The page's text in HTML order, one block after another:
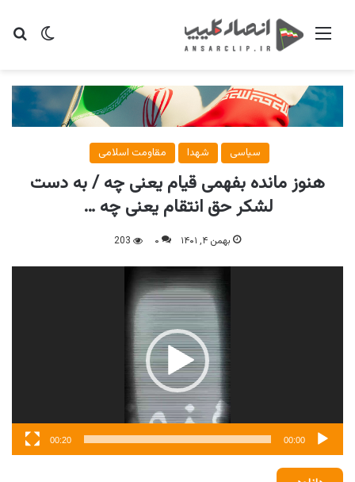
تغییر منو
سیاسی شهدا مقاومت اسلامی
هنوز مانده بفهمی قیام یعنی چه / به دست
لشکر حق انتقام یعنی چه …
بهمن ۴, ۱۴۰۱ ۰ 203
نمایشگر
00:00
00:20